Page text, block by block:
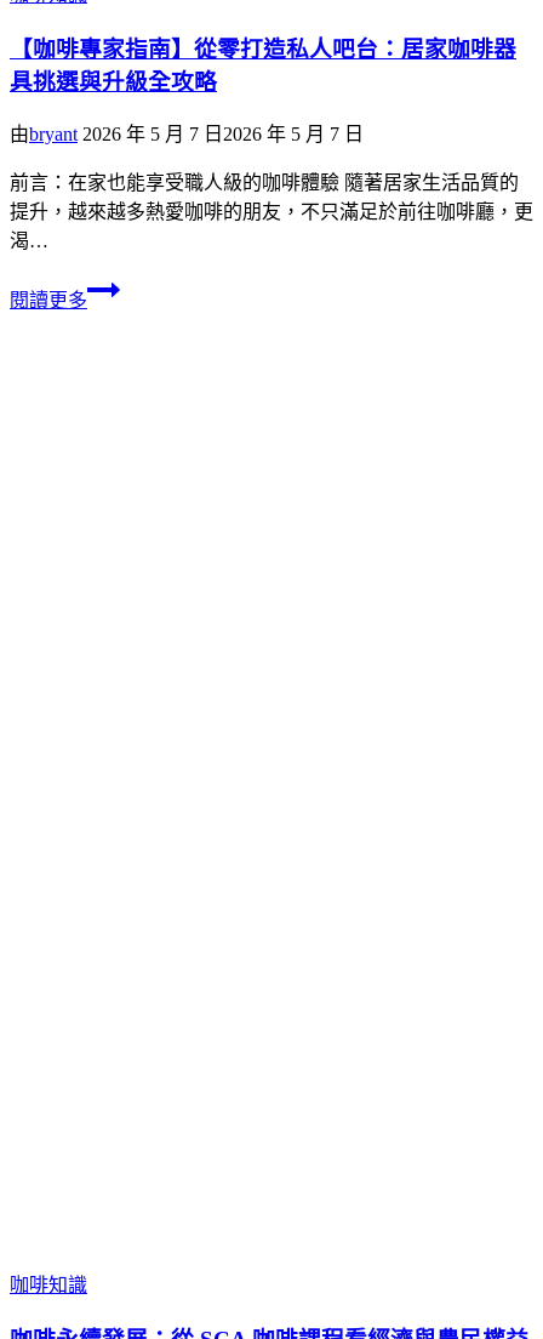
【咖啡專家指南】從零打造私人吧台：居家咖啡器
具挑選與升級全攻略
由bryant 2026 年 5 月 7 日 2026 年 5 月 7 日
前言：在家也能享受職人級的咖啡體驗 隨著居家生活品質的
提升，越來越多熱愛咖啡的朋友，不只滿足於前往咖啡廳，更
渴…
閱讀更多
咖啡知識